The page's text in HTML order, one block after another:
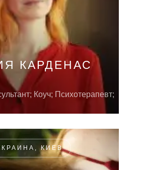
КАРДЕНАС
Коуч; Психотерапевт;
КИЕВ